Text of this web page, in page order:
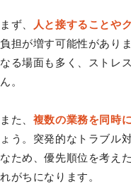
まず、 人と接することや
負担が増す可能性があり
なる場面も多く、ストレ
ん。
また、 複数の業務を同時
ょう。突発的なトラブル
なため、優先順位を考え
れがちになります。